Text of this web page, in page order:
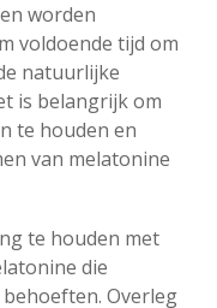
worden
voldoende tijd om
natuurlijke
is belangrijk om
te houden en
van melatonine
te houden met
die
Overleg